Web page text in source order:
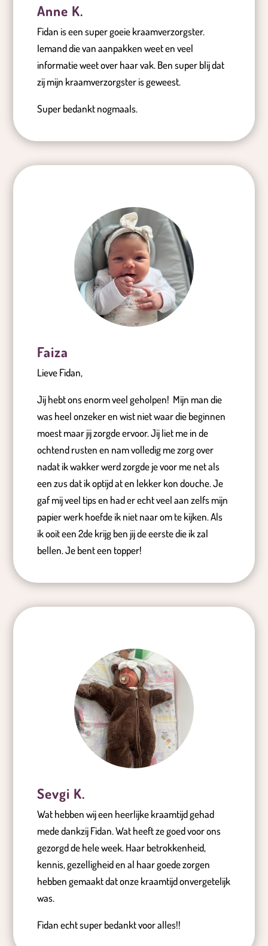
Anne K.
Fidan is een super goeie kraamverzorgster.
Iemand die van aanpakken weet en veel
informatie weet over haar vak. Ben super blij dat
zij mijn kraamverzorgster is geweest.
Super bedankt nogmaals.
Faiza
Lieve Fidan,
Jij hebt ons enorm veel geholpen! Mijn man die
was heel onzeker en wist niet waar die beginnen
moest maar jij zorgde ervoor. Jij liet me in de
ochtend rusten en nam volledig me zorg over
nadat ik wakker werd zorgde je voor me net als
een zus dat ik optijd at en lekker kon douche. Je
gaf mij veel tips en had er echt veel aan zelfs mijn
papier werk hoefde ik niet naar om te kijken. Als
ik ooit een 2de krijg ben jij de eerste die ik zal
bellen. Je bent een topper!
Sevgi K.
Wat hebben wij een heerlijke kraamtijd gehad
mede dankzij Fidan. Wat heeft ze goed voor ons
gezorgd de hele week. Haar betrokkenheid,
kennis, gezelligheid en al haar goede zorgen
hebben gemaakt dat onze kraamtijd onvergetelijk
was.
Fidan echt super bedankt voor alles!!